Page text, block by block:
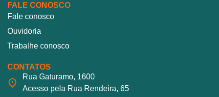
FALE CONOSCO
Fale conosco
Ouvidoria
Trabalhe conosco
CONTATOS
Rua Gaturamo, 1600
Acesso pela Rua Rendeira, 65